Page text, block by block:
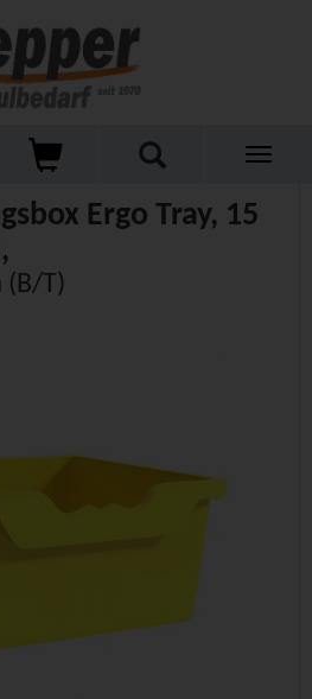
Toggle
Aufbewahrungskisten
Ergo Tray, 15
(B/T)